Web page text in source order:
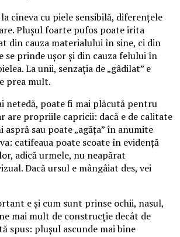
cineva cu piele sensibilă, diferențele
Plușul foarte pufos poate irita
din cauza materialului în sine, ci din
se prinde ușor și din cauza felului în
La unii, senzația de „gâdilat” e
prea mult.
netedă, poate fi mai plăcută pentru
are propriile capricii: dacă e de calitate
aspră sau poate „agăța” în anumite
catifeaua poate scoate în evidență
adică urmele, nu neapărat
Dacă ursul e mângâiat des, vei
e și cum sunt prinse ochii, nasul,
mai mult de construcție decât de
spus: plușul ascunde mai bine